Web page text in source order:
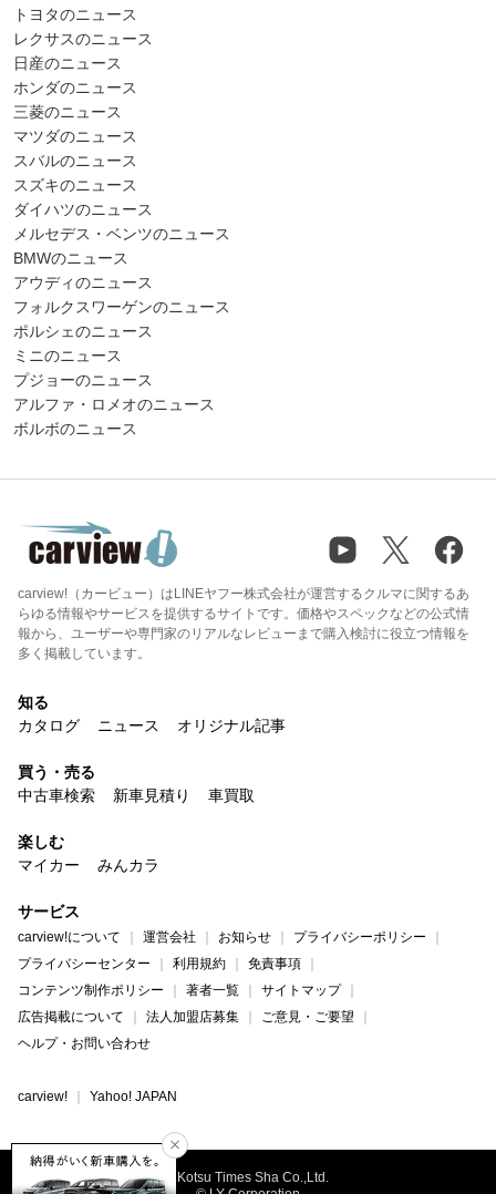
トヨタのニュース
レクサスのニュース
日産のニュース
ホンダのニュース
三菱のニュース
マツダのニュース
スバルのニュース
スズキのニュース
ダイハツのニュース
メルセデス・ベンツのニュース
BMWのニュース
アウディのニュース
フォルクスワーゲンのニュース
ポルシェのニュース
ミニのニュース
プジョーのニュース
アルファ・ロメオのニュース
ボルボのニュース
carview!（カービュー）はLINEヤフー株式会社が運営するクルマに関するあ
らゆる情報やサービスを提供するサイトです。価格やスペックなどの公式情
報から、ユーザーや専門家のリアルなレビューまで購入検討に役立つ情報を
多く掲載しています。
知る
カタログ
ニュース オリジナル記事
買う・売る
中古車検索
新車見積り 車買取
楽しむ
マイカー
みんカラ
サービス
carview!について 運営会社 お知らせ
プライバシーポリシー
プライバシーセンター
利用規約
免責事項
コンテンツ制作ポリシー
著者一覧
サイトマップ
広告掲載について
法人加盟店募集
ご意見・ご要望
ヘルプ・お問い合わせ
carview! Yahoo! JAPAN
©Kotsu Times Sha Co.,Ltd.